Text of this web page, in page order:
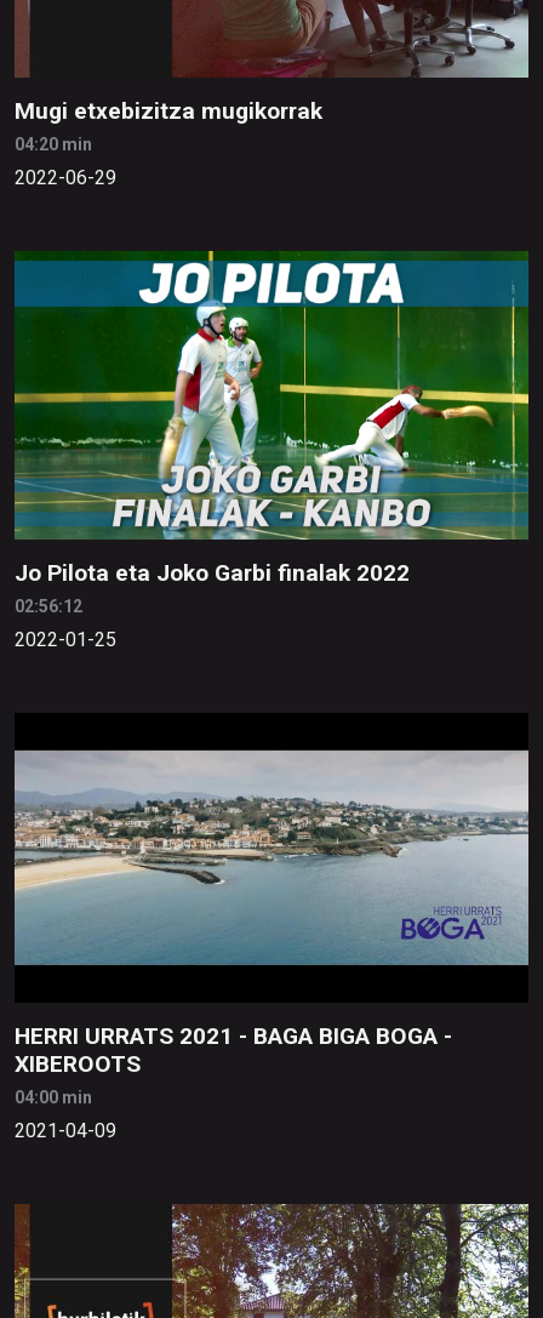
Mugi etxebizitza mugikorrak
04:20 min
2022-06-29
Jo Pilota eta Joko Garbi finalak 2022
02:56:12
2022-01-25
HERRI URRATS 2021 - BAGA BIGA BOGA -
XIBEROOTS
04:00 min
2021-04-09